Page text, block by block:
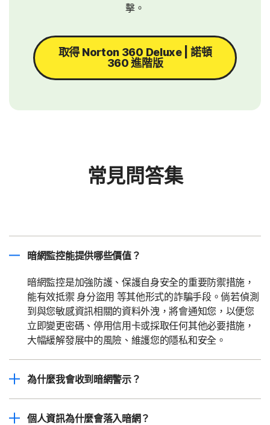
擊。
取得 Norton 360 Deluxe | 諾頓
360 進階版
常見問答集
暗網監控能提供哪些價值？
暗網監控是加強防護、保護自身安全的重要防禦措施，
能有效抵禦 身分盜用 等其他形式的詐騙手段。倘若偵測
到與您敏感資訊相關的資料外洩，將會通知您，以便您
立即變更密碼、停用信用卡或採取任何其他必要措施，
大幅緩解發展中的風險、維護您的隱私和安全。
為什麼我會收到暗網警示？
個人資訊為什麼會落入暗網？